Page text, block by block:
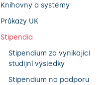
Knihovny a systémy
Průkazy UK
Stipendia
Stipendium za vynikající
studijní výsledky
Stipendium na podporu